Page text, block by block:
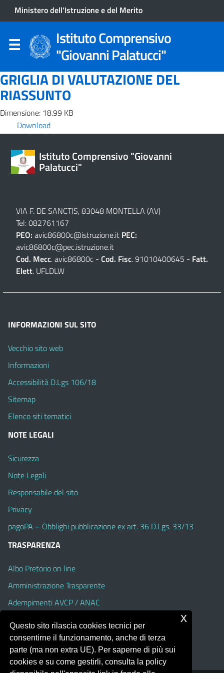
Ministero dell'Istruzione e del Merito
Istituto Comprensivo
"Giovanni Palatucci"
GRIGLIA DI VALUTAZIONE DEL
RIASSUNTO
Dimensione: 18.99 KB
Download
Istituto Comprensivo "Giovanni
Palatucci"
VIA F. DE SANCTIS, 83048 MONTELLA (AV)
Tel: 082761167
PEO: avic86800c@istruzione.it PEC:
avic86800c@pec.istruzione.it
Cod. Mecc. avic86800c - Cod. Fisc. 91010400645 - Fatt.
Elett. UFLDLW
INFORMAZIONI SUL SITO
Vecchio sito web
Informazioni
Accessibilità D.Lgs 106/18
Sitemap
Elenco siti tematici
NOTE LEGALI
Sicurezza
Note Legali
Responsabile del sito
Privacy
pagoPA – Obblighi pubblicazione ex art. 36 D.Lgs. 33/13
TRASPARENZA
Albo Pretorio on line
Amministrazione Trasparente
Adempimenti AVCP / ANAC
Accesso Civico
Dichiarazione di accessibilità
Questo sito rilascia cookies tecnici per
consentirne il funzionamento, anche di terza
parte (ma non extra UE). Per saperne di più sui
cookies e su come gestirli, consulta la policy
x